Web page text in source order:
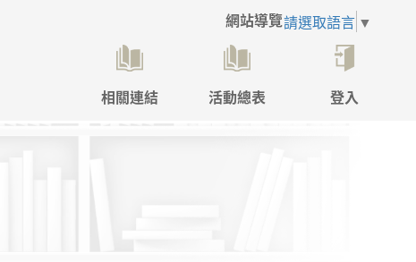
網站導覽請選取語言 ▼
相關連結
活動總表
登入